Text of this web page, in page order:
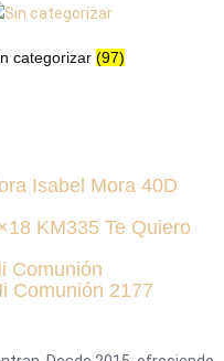
categorizar (97)
Isabel Mora 40D
KM335 Te Quiero
Comunión
Comunión 2177